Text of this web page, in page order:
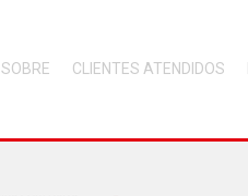
SOBRE CLIENTES ATENDIDOS